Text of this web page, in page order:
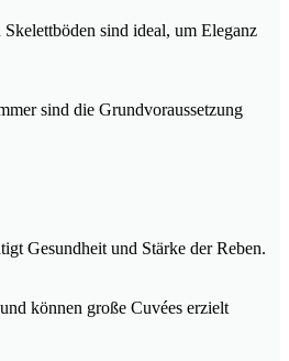
sind ideal, um Eleganz
sind die Grundvoraussetzung
Gesundheit und Stärke der Reben.
können große Cuvées erzielt